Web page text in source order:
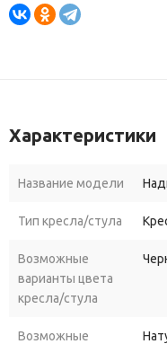
Характеристики
Название модели
Тип кресла/стула
Возможные
варианты цвета
кресла/стула
Возможные